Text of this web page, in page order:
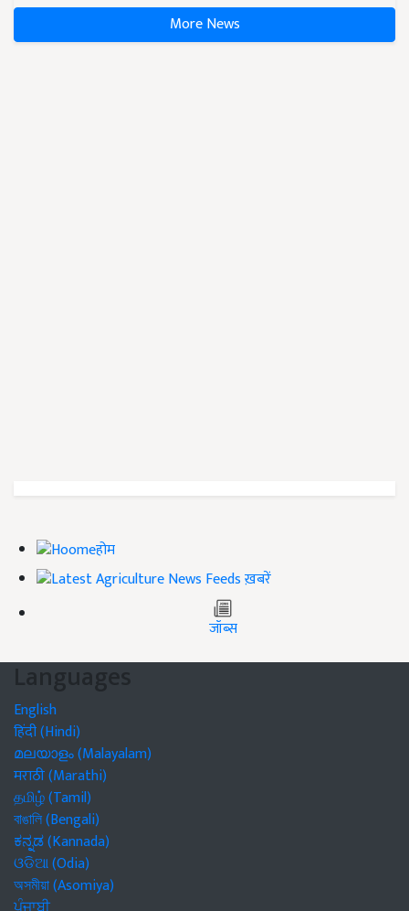
More News
होम
ख़बरें
जॉब्स
Languages
English
हिंदी (Hindi)
മലയാളം (Malayalam)
मराठी (Marathi)
தமிழ் (Tamil)
বাঙালি (Bengali)
ಕನ್ನಡ (Kannada)
ଓଡିଆ (Odia)
অসমীয়া (Asomiya)